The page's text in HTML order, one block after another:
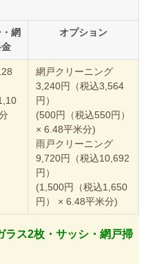
網
オプション
網戸クリーニング
3,240円（税込3,564
円）
(500円（税込550円）
× 6.48平米分)
雨戸クリーニング
9,720円（税込10,692
円）
(1,500円（税込1,650
円） × 6.48平米分)
ラス2枚・サッシ・網戸掃